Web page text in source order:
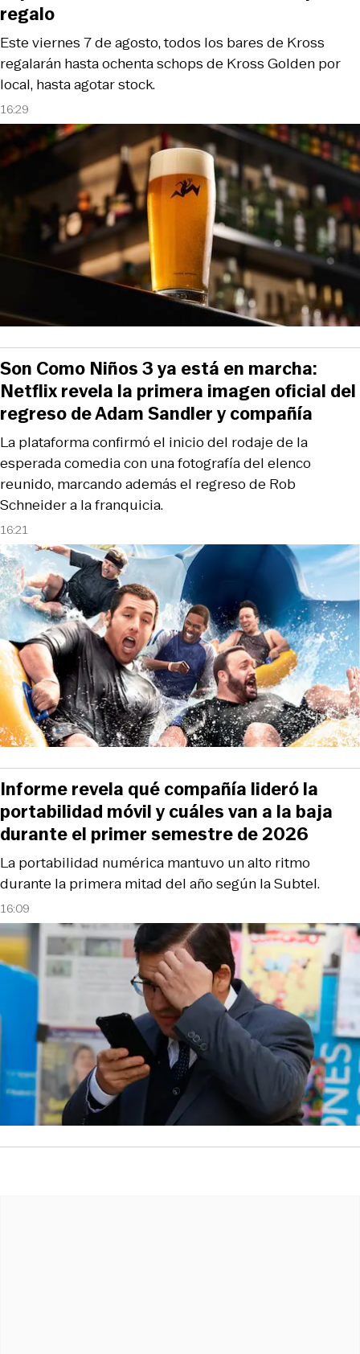
16:29
Este viernes 7 de agosto, todos los bares de Kross
regalarán hasta ochenta schops de Kross Golden por
local, hasta agotar stock.
regalo
16:21
La plataforma confirmó el inicio del rodaje de la
esperada comedia con una fotografía del elenco
reunido, marcando además el regreso de Rob
Schneider a la franquicia.
Son Como Niños 3 ya está en marcha:
Netflix revela la primera imagen oficial del
regreso de Adam Sandler y compañía
16:09
La portabilidad numérica mantuvo un alto ritmo
durante la primera mitad del año según la Subtel.
Informe revela qué compañía lideró la
portabilidad móvil y cuáles van a la baja
durante el primer semestre de 2026